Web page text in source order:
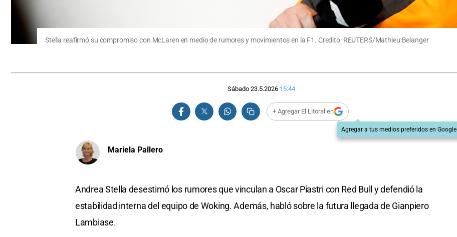
Stella reafirmó su compromiso con McLaren en medio de rumores y movimientos en la F1. Credito: REUTERS/Mathieu Belanger
Sábado 23.5.2026 15:44
+ Agregar El Litoral en
Agregar a tus medios preferidos en Google
Mariela Pallero
Andrea Stella desestimó los rumores que vinculan a Oscar Piastri con Red Bull y defendió la
estabilidad interna del equipo de Woking. Además, habló sobre la futura llegada de Gianpiero
Lambiase.